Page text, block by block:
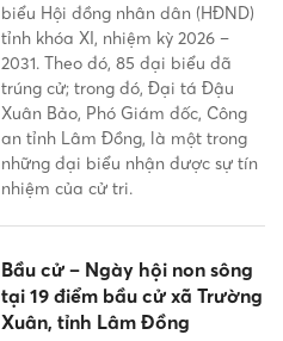
biểu Hội đồng nhân dân (HĐND)
tỉnh khóa XI, nhiệm kỳ 2026 –
2031. Theo đó, 85 đại biểu đã
trúng cử; trong đó, Đại tá Đậu
Xuân Bảo, Phó Giám đốc, Công
an tỉnh Lâm Đồng, là một trong
những đại biểu nhận được sự tín
nhiệm của cử tri.
Bầu cử – Ngày hội non sông
tại 19 điểm bầu cử xã Trường
Xuân, tỉnh Lâm Đồng